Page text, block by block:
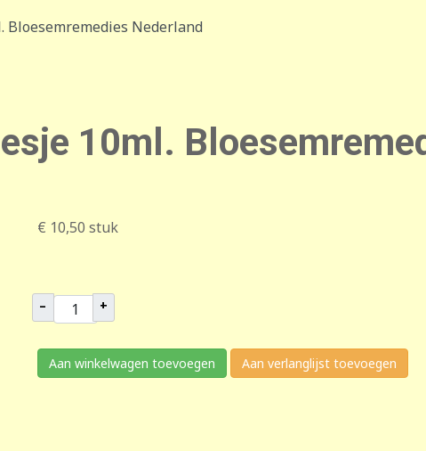
Bloesemremedies Nederland
10ml.
€ 10,50 stuk
– +
Aan winkelwagen toevoegen Aan verlanglijst toevoegen